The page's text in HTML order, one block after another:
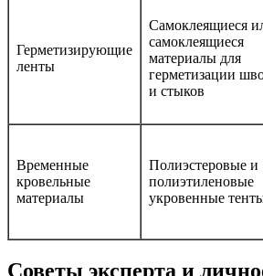
Герметизирующие
ленты
Самоклеящиеся
самоклеящиеся
материалы для
герметизации
и стыков
Временные
кровельные
материалы
Полиэстеровые и
полиэтиленовые
укровенные
Советы эксперта и